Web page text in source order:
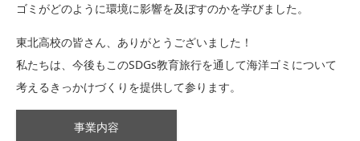
ゴミがどのように環境に影響を及ぼすのかを学びました。
東北高校の皆さん、ありがとうございました！
私たちは、今後もこのSDGs教育旅行を通して海洋ゴミについて
考えるきっかけづくりを提供して参ります。
事業内容